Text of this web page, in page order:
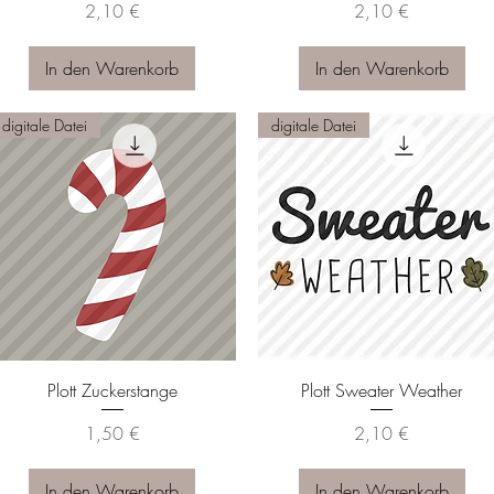
Preis
2,10 €
In den Warenkorb
Preis
2,10 €
In den Warenkorb
Schnellansicht
digitale Datei
Plott Zuckerstange
Preis
1,50 €
Schnellansicht
digitale Datei
Plott Sweater Weather
Preis
2,10 €